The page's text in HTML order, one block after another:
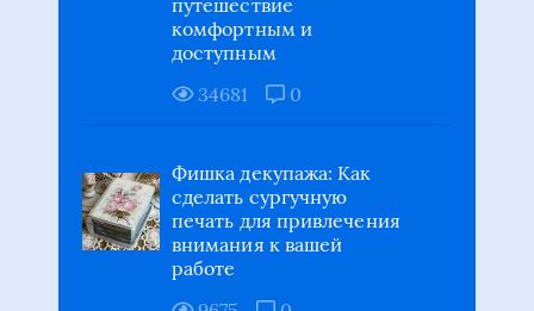
путешествие
комфортным и
доступным
34681
0
Фишка декупажа: Как
сделать сургучную
печать для привлечения
внимания к вашей
работе